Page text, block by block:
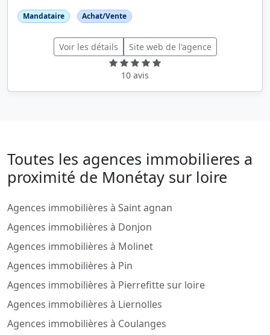
Mandataire Achat/Vente
Voir les détails Site web de l'agence
10 avis
Toutes les agences immobilieres a
proximité de Monétay sur loire
Agences immobilières à Saint agnan
Agences immobilières à Donjon
Agences immobilières à Molinet
Agences immobilières à Pin
Agences immobilières à Pierrefitte sur loire
Agences immobilières à Liernolles
Agences immobilières à Coulanges